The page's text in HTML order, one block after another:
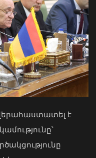
հետո
է